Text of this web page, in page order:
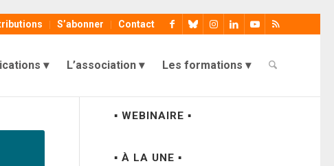
S’abonner Contact
L’association Les formations
▪ WEBINAIRE ▪
▪ À LA UNE ▪